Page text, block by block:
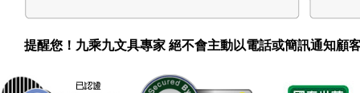
提醒您！九乘九文具專家 絕不會主動以電話或簡訊通知顧